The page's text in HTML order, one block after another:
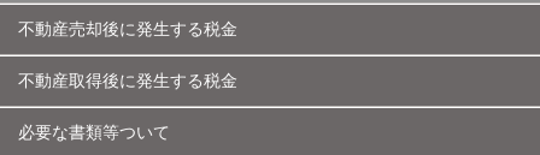
不動産売却後に発生する税金
不動産取得後に発生する税金
必要な書類等ついて